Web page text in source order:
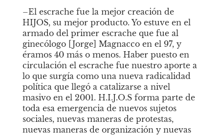
–El escrache fue la mejor creación de
HIJOS, su mejor producto. Yo estuve en el
armado del primer escrache que fue al
ginecólogo [Jorge] Magnacco en el 97, y
éramos 40 más o menos. Haber puesto en
circulación el escrache fue nuestro aporte a
lo que surgía como una nueva radicalidad
política que llegó a catalizarse a nivel
masivo en el 2001. H.I.J.O.S forma parte de
toda esa emergencia de nuevos sujetos
sociales, nuevas maneras de protestas,
nuevas maneras de organización y nuevas